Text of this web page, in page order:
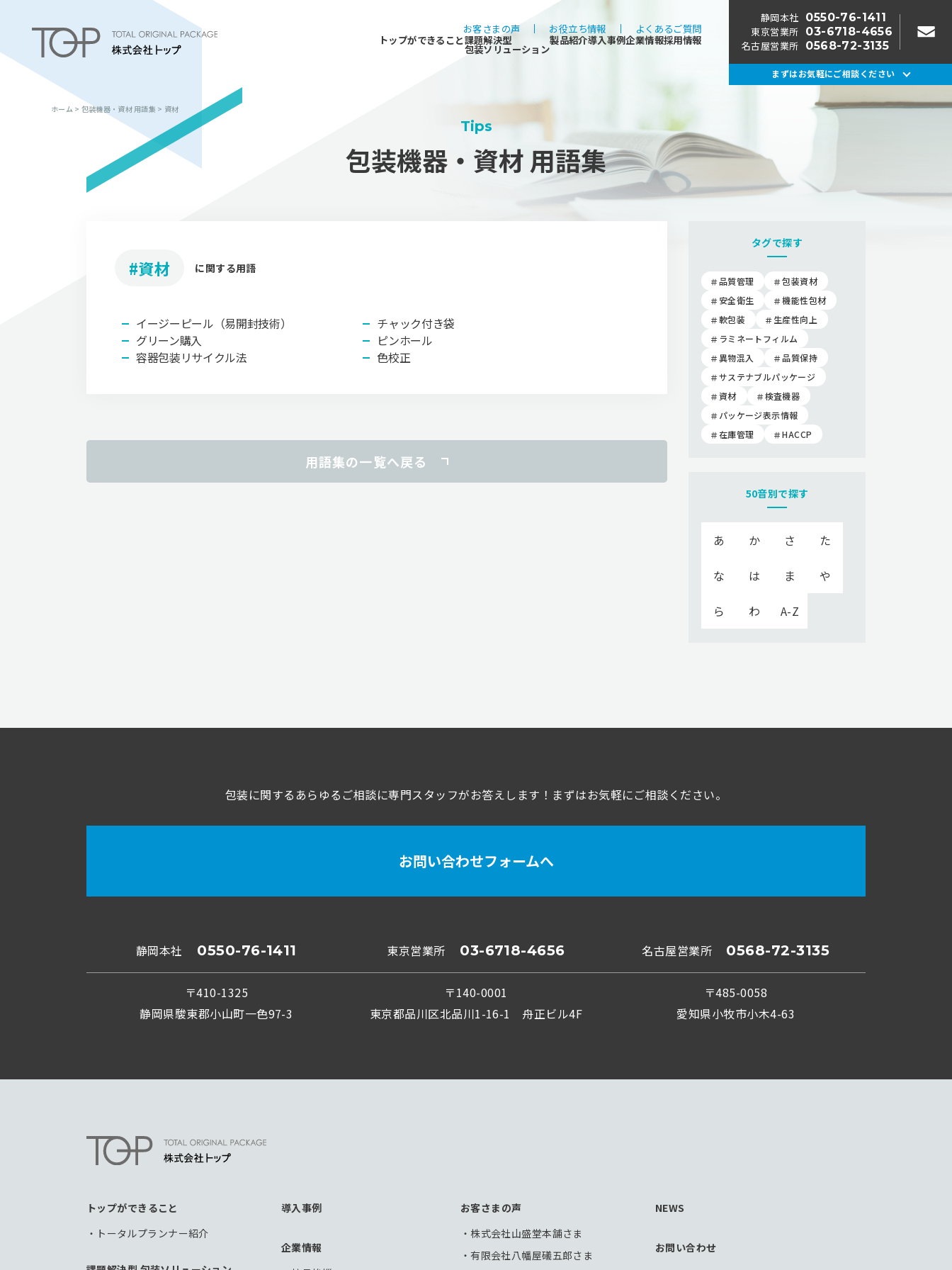
お客さまの声 お役立ち情報
よくあるご質問
トップができること課題解決型
包装ソリューション
製品紹介導入事例企業情報採用情報
静岡本社 0550-76-1411
東京営業所 03-6718-4656
名古屋営業所 0568-72-3135
まずはお気軽にご相談ください
ホーム> 包装機器・資材 用語集 > 資材
Tips
包装機器・資材 用語集
#資材 に関する用語
イージーピール（易開封技術）
チャック付き袋
グリーン購入
ピンホール
容器包装リサイクル法
色校正
用語集の一覧へ戻る
タグで探す
品質管理
包装資材
安全衛生
機能性包材
軟包装
生産性向上
ラミネートフィルム
異物混入
品質保持
サステナブルパッケージ
資材
検査機器
パッケージ表示情報
在庫管理
HACCP
50音別で探す
あ か さ た
な は ま や
ら わ A-Z
包装に関するあらゆるご相談に専門スタッフがお答えします！まずはお気軽にご相談ください。
お問い合わせフォームへ
静岡本社 0550-76-1411
〒410-1325
静岡県駿東郡小山町一色97-3
東京営業所 03-6718-4656
〒140-0001
東京都品川区北品川1-16-1 舟正ビル4F
名古屋営業所 0568-72-3135
〒485-0058
愛知県小牧市小木4-63
トップができること
トータルプランナー紹介
導入事例
企業情報
お客さまの声
株式会社山盛堂本舗さま
有限会社八幡屋礒五郎さま
NEWS
お問い合わせ